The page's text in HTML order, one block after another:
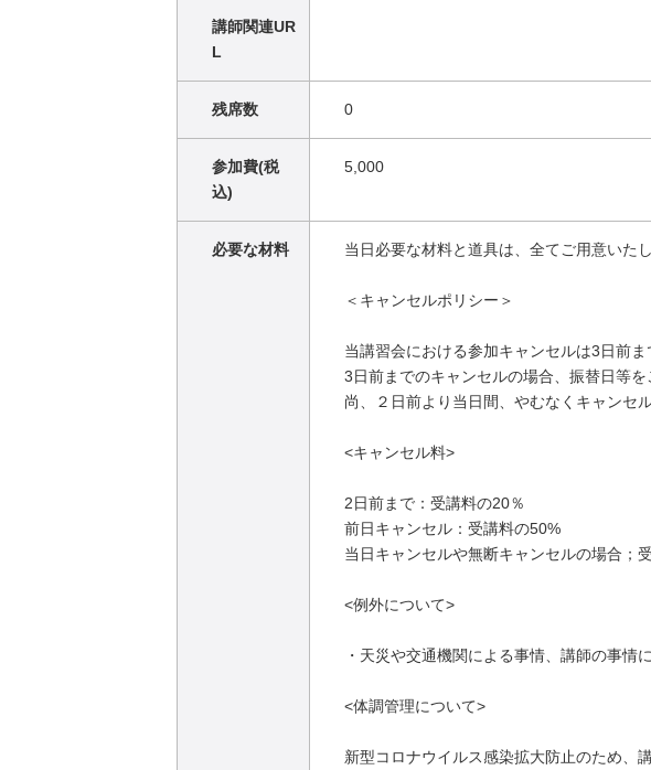
講師関連UR
L
残席数 0
参加費(税
込)
5,000
必要な材料 当日必要な材料と道具は、全てご用意いたし
＜キャンセルポリシー＞
当講習会における参加キャンセルは3日前ま
3日前までのキャンセルの場合、振替日等
尚、２日前より当日間、やむなくキャンセ
<キャンセル料>
2日前まで：受講料の20％
前日キャンセル：受講料の50%
当日キャンセルや無断キャンセルの場合；
<例外について>
・天災や交通機関による事情、講師の事情
<体調管理について>
新型コロナウイルス感染拡大防止のため、